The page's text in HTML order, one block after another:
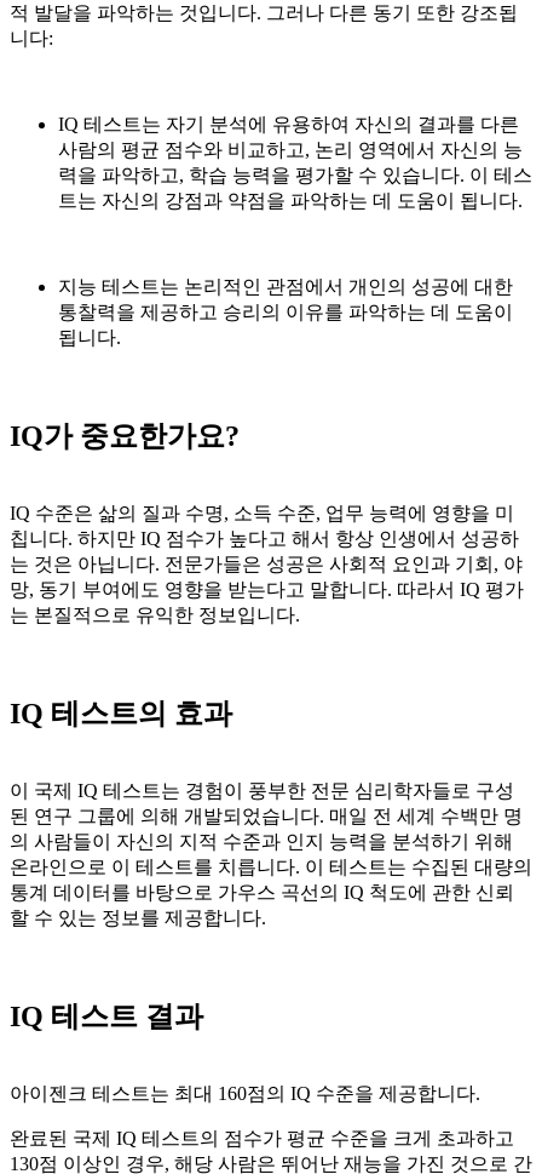
적 발달을 파악하는 것입니다. 그러나 다른 동기 또한 강조됩
니다:
IQ 테스트는 자기 분석에 유용하여 자신의 결과를 다른
사람의 평균 점수와 비교하고, 논리 영역에서 자신의 능
력을 파악하고, 학습 능력을 평가할 수 있습니다. 이 테스
트는 자신의 강점과 약점을 파악하는 데 도움이 됩니다.
지능 테스트는 논리적인 관점에서 개인의 성공에 대한
통찰력을 제공하고 승리의 이유를 파악하는 데 도움이
됩니다.
IQ가 중요한가요?
IQ 수준은 삶의 질과 수명, 소득 수준, 업무 능력에 영향을 미
칩니다. 하지만 IQ 점수가 높다고 해서 항상 인생에서 성공하
는 것은 아닙니다. 전문가들은 성공은 사회적 요인과 기회, 야
망, 동기 부여에도 영향을 받는다고 말합니다. 따라서 IQ 평가
는 본질적으로 유익한 정보입니다.
IQ 테스트의 효과
이 국제 IQ 테스트는 경험이 풍부한 전문 심리학자들로 구성
된 연구 그룹에 의해 개발되었습니다. 매일 전 세계 수백만 명
의 사람들이 자신의 지적 수준과 인지 능력을 분석하기 위해
온라인으로 이 테스트를 치릅니다. 이 테스트는 수집된 대량의
통계 데이터를 바탕으로 가우스 곡선의 IQ 척도에 관한 신뢰
할 수 있는 정보를 제공합니다.
IQ 테스트 결과
아이젠크 테스트는 최대 160점의 IQ 수준을 제공합니다.
완료된 국제 IQ 테스트의 점수가 평균 수준을 크게 초과하고
130점 이상인 경우, 해당 사람은 뛰어난 재능을 가진 것으로 간